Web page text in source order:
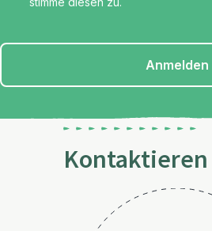
Anmelden
Kontaktieren